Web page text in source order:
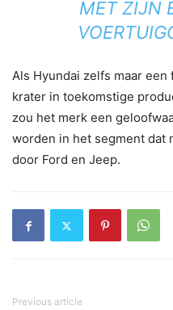
MET ZIJN
Als Hyundai zelfs maar een
krater in toekomstige
zou het merk een
worden in het segment dat
door Ford en Jeep.
Previous article